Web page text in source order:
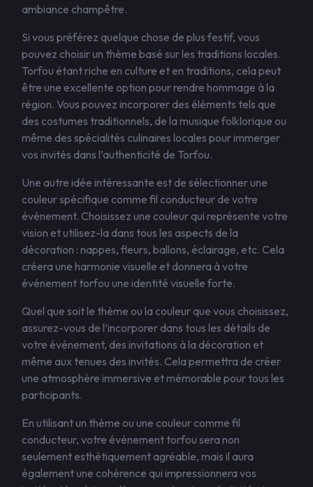
ambiance champêtre.
Si vous préférez quelque chose de plus festif, vous
pouvez choisir un thème basé sur les traditions locales.
Torfou étant riche en culture et en traditions, cela peut
être une excellente option pour rendre hommage à la
région. Vous pouvez incorporer des éléments tels que
des costumes traditionnels, de la musique folklorique ou
même des spécialités culinaires locales pour immerger
vos invités dans l’authenticité de Torfou.
Une autre idée intéressante est de sélectionner une
couleur spécifique comme fil conducteur de votre
événement. Choisissez une couleur qui représente votre
vision et utilisez-la dans tous les aspects de la
décoration : nappes, fleurs, ballons, éclairage, etc. Cela
créera une harmonie visuelle et donnera à votre
événement torfou une identité visuelle forte.
Quel que soit le thème ou la couleur que vous choisissez,
assurez-vous de l’incorporer dans tous les détails de
votre événement, des invitations à la décoration et
même aux tenues des invités. Cela permettra de créer
une atmosphère immersive et mémorable pour tous les
participants.
En utilisant un thème ou une couleur comme fil
conducteur, votre événement torfou sera non
seulement esthétiquement agréable, mais il aura
également une cohérence qui impressionnera vos